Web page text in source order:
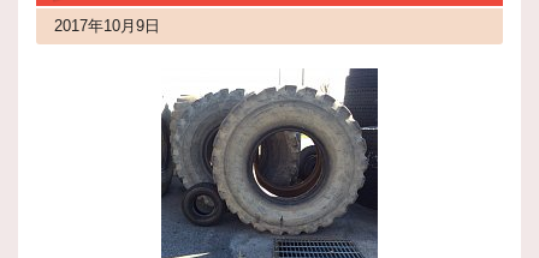
2017年10月9日